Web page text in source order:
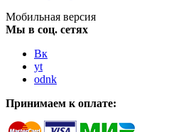
Мобильная версия
Мы в соц. сетях
Вк
yt
odnk
Принимаем к оплате: